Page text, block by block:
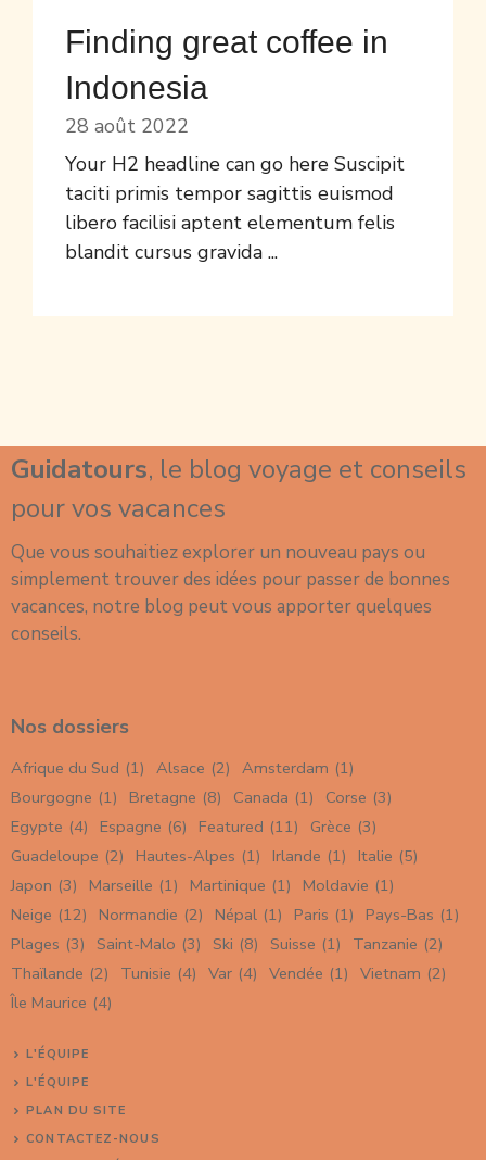
Finding great coffee in
Indonesia
28 août 2022
Your H2 headline can go here Suscipit
taciti primis tempor sagittis euismod
libero facilisi aptent elementum felis
blandit cursus gravida ...
Guidatours, le blog voyage et conseils
pour vos vacances
Que vous souhaitiez explorer un nouveau pays ou
simplement trouver des idées pour passer de bonnes
vacances, notre blog peut vous apporter quelques
conseils.
Nos dossiers
Afrique du Sud (1) Alsace (2) Amsterdam (1)
Bourgogne (1) Bretagne (8) Canada (1) Corse (3)
Egypte (4) Espagne (6) Featured (11) Grèce (3)
Guadeloupe (2) Hautes-Alpes (1) Irlande (1) Italie (5)
Japon (3) Marseille (1) Martinique (1) Moldavie (1)
Neige (12) Normandie (2) Népal (1) Paris (1) Pays-Bas (1)
Plages (3) Saint-Malo (3) Ski (8) Suisse (1) Tanzanie (2)
Thaïlande (2) Tunisie (4) Var (4) Vendée (1) Vietnam (2)
Île Maurice (4)
L'ÉQUIPE
L'ÉQUIPE
PLAN DU SITE
CONTACTEZ-NOUS